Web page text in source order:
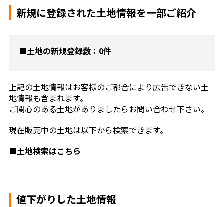
新規に登録された土地情報を一部ご紹介
■土地の新規登録数：0件
上記の土地情報はお客様のご都合により広告できない土
地情報も含まれます。
ご関心のある土地がありましたらお問い合わせ下さい。
現在販売中の土地は以下から検索できます。
■土地検索はこちら
値下がりした土地情報